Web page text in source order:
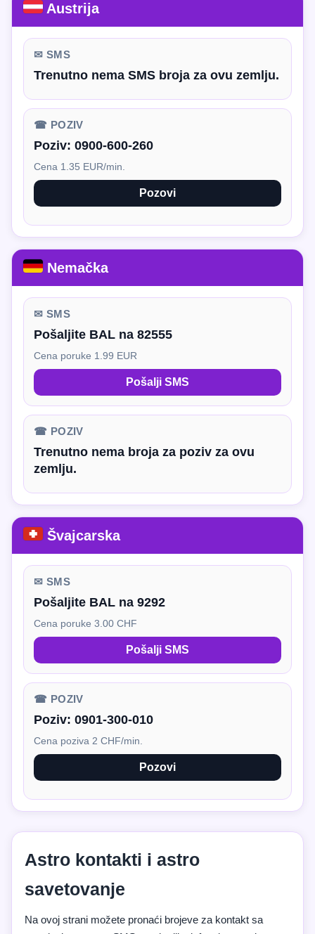
Austrija
✉ SMS
Trenutno nema SMS broja za ovu zemlju.
☎ POZIV
Poziv: 0900-600-260
Cena 1.35 EUR/min.
Pozovi
Nemačka
✉ SMS
Pošaljite BAL na 82555
Cena poruke 1.99 EUR
Pošalji SMS
☎ POZIV
Trenutno nema broja za poziv za ovu
zemlju.
Švajcarska
✉ SMS
Pošaljite BAL na 9292
Cena poruke 3.00 CHF
Pošalji SMS
☎ POZIV
Poziv: 0901-300-010
Cena poziva 2 CHF/min.
Pozovi
Astro kontakti i astro
savetovanje
Na ovoj strani možete pronaći brojeve za kontakt sa